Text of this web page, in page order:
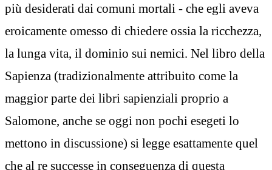
più desiderati dai comuni mortali - che egli aveva
eroicamente omesso di chiedere ossia la ricchezza,
la lunga vita, il dominio sui nemici. Nel libro della
Sapienza (tradizionalmente attribuito come la
maggior parte dei libri sapienziali proprio a
Salomone, anche se oggi non pochi esegeti lo
mettono in discussione) si legge esattamente quel
che al re successe in conseguenza di questa